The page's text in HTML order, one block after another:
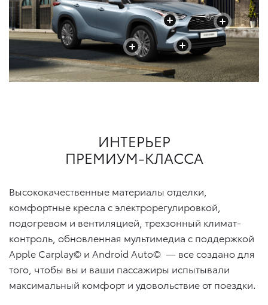
+ +
+
+
+
+
+
ИНТЕРЬЕР
ПРЕМИУМ-КЛАССА
Высококачественные материалы отделки,
комфортные кресла с электрорегулировкой,
подогревом и вентиляцией, трехзонный климат-
контроль, обновленная мультимедиа с поддержкой
Apple Carplay© и Android Auto© — все создано для
того, чтобы вы и ваши пассажиры испытывали
максимальный комфорт и удовольствие от поездки.